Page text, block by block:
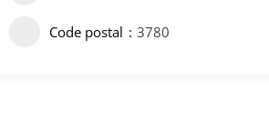
Code postal 3780